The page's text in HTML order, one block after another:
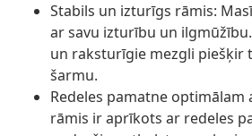
Stabils un izturīgs rāmis:
ar savu izturību un
un raksturīgie mezgli piešķir
šarmu.
Redeles pamatne optimālam
rāmis ir aprīkots ar redeles